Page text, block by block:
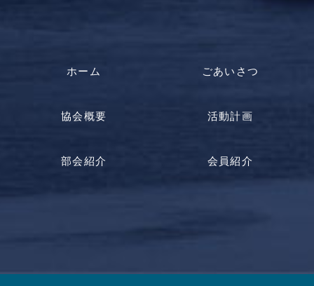
ホーム ごあいさつ
協会概要 活動計画
部会紹介 会員紹介